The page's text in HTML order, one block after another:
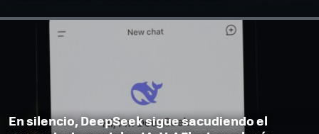
En silencio, DeepSeek sigue sacudiendo el